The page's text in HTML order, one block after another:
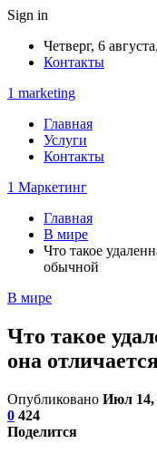
Sign in
Четверг, 6
Контакты
1 marketing
Главная
Услуги
Контакты
1 Маркетинг
Главная
В мире
Что такое
обычной
В мире
Что такое
она
Опубликовано Июл 14,
0 424
Поделится